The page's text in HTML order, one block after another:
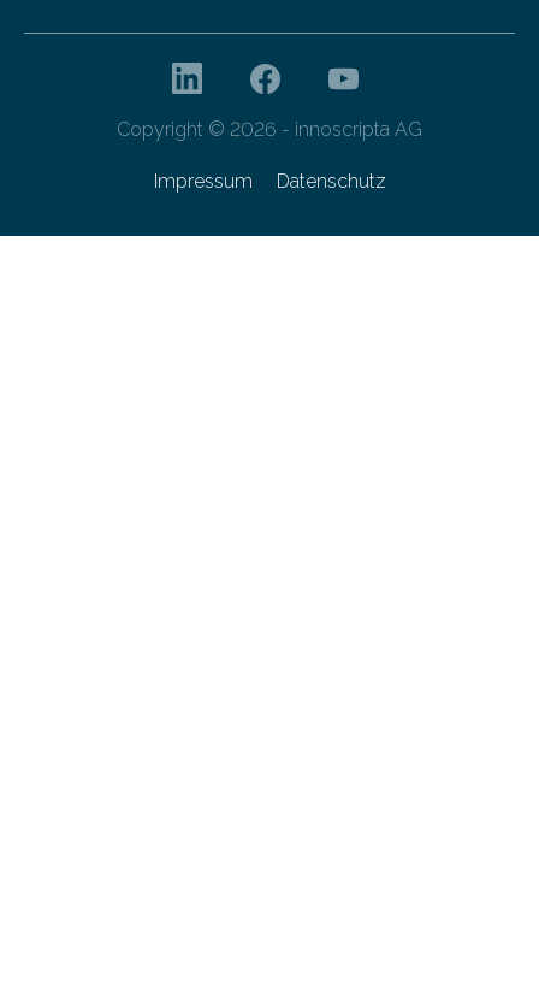
Copyright © 2026 - innoscripta AG
Impressum Datenschutz